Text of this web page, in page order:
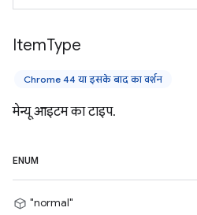
ItemType
Chrome 44 या इसके बाद का वर्शन
मेन्यू आइटम का टाइप.
ENUM
"normal"